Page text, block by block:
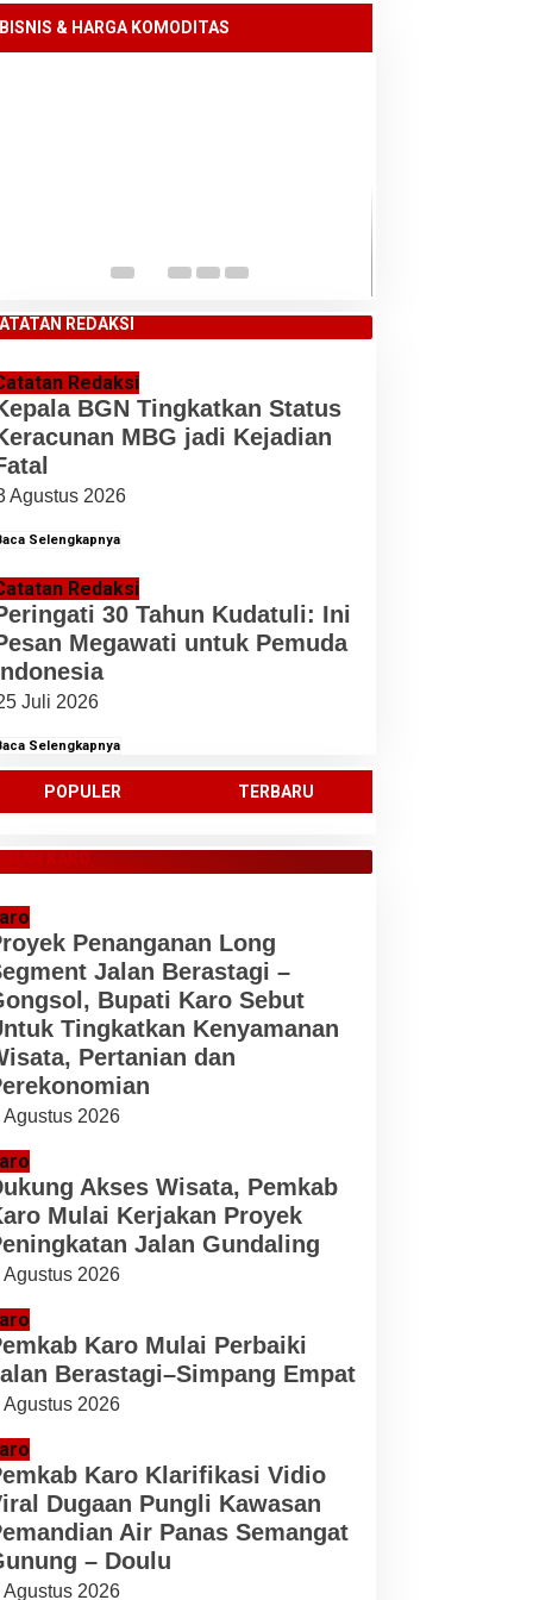
BISNIS & HARGA KOMODITAS
Kabupaten Karo, Kamis 06 Agustus
2026
REDAKSI
Redaksi
BGN Tingkatkan Status
MBG jadi Kejadian
Agustus 2026
Selengkapnya
Redaksi
30 Tahun Kudatuli: Ini
Megawati untuk Pemuda
Juli 2026
Selengkapnya
POPULER TERBARU
KARO
Penanganan Long
Jalan Berastagi –
Bupati Karo Sebut
Tingkatkan Kenyamanan
Pertanian dan
Agustus 2026
Akses Wisata, Pemkab
Mulai Kerjakan Proyek
Jalan Gundaling
Agustus 2026
Karo Mulai Perbaiki
Berastagi–Simpang Empat
Agustus 2026
Karo Klarifikasi Vidio
Dugaan Pungli Kawasan
Air Panas Semangat
– Doulu
Agustus 2026